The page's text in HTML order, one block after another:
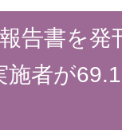
告書を発
者が